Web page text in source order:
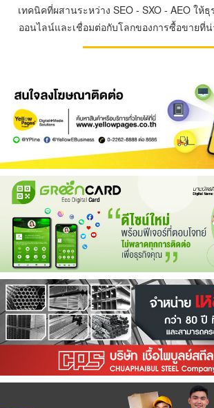
เทคนิคที่ผสานระหว่าง SEO - SXO - AEO ให้
ออนไลน์และเชื่อมต่อกับโลกของการซื้อขายที่น่